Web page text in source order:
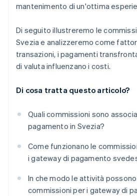
mantenimento di un'ottima
Di seguito illustreremo le
Svezia e analizzeremo come
transazioni, i pagamenti
di valuta influenzano i costi.
Di cosa tratta questo articolo?
Quali commissioni sono
pagamento in Svezia?
Come funzionano le
i gateway di pagamento
In che modo le attività
commissioni per i gateway di